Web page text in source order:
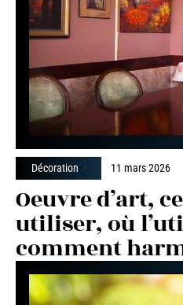
Décoration 11 mars 2026
Oeuvre d’art,
utiliser, où
comment